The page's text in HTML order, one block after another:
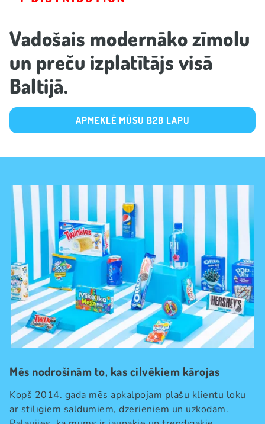
Vadošais modernāko zīmolu
un preču izplatītājs visā
Baltijā.
APMEKLĒ MŪSU B2B LAPU
Mēs nodrošinām to, kas cilvēkiem kārojas
Kopš 2014. gada mēs apkalpojam plašu klientu loku
ar stilīgiem saldumiem, dzērieniem un uzkodām.